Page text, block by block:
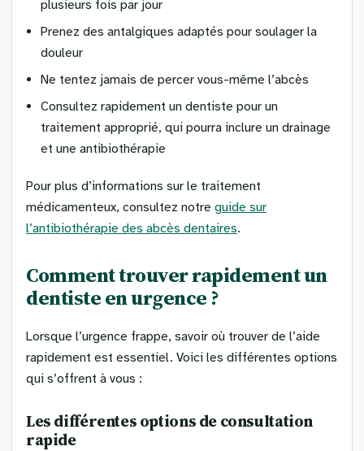
plusieurs fois par jour
Prenez des antalgiques adaptés pour soulager la
douleur
Ne tentez jamais de percer vous-même l’abcès
Consultez rapidement un dentiste pour un
traitement approprié, qui pourra inclure un drainage
et une antibiothérapie
Pour plus d’informations sur le traitement
médicamenteux, consultez notre guide sur
l’antibiothérapie des abcès dentaires.
Comment trouver rapidement un
dentiste en urgence ?
Lorsque l’urgence frappe, savoir où trouver de l’aide
rapidement est essentiel. Voici les différentes options
qui s’offrent à vous :
Les différentes options de consultation
rapide